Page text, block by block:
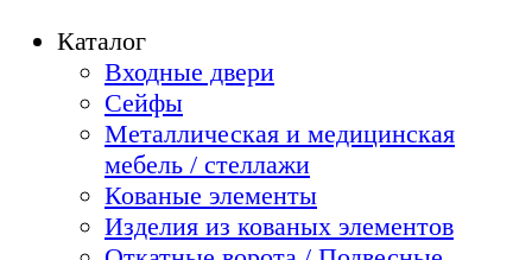
Каталог
Входные двери
Сейфы
Металлическая и медицинская
мебель / стеллажи
Кованые элементы
Изделия из кованых элементов